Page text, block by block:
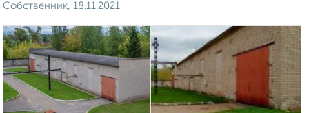
Собственник, 18.11.2021